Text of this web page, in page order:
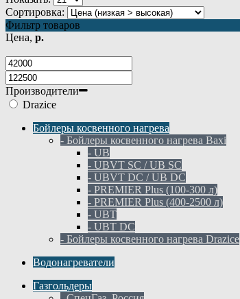
Сортировка:
Фильтр товаров
Цена, р.
Производители
Drazice
Бойлеры косвенного нагрева
- Бойлеры косвенного нагрева Baxi
- UB
- UBVT SC / UB SC
- UBVT DC / UB DC
- PREMIER Plus (100-300 л)
- PREMIER Plus (400-2500 л)
- UBT
- UBT DC
- Бойлеры косвенного нагрева Drazice
Водонагреватели
Газгольдеры